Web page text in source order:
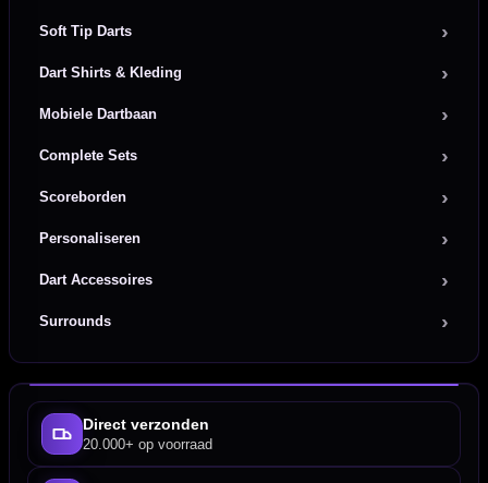
Soft Tip Darts
Dart Shirts & Kleding
Mobiele Dartbaan
Complete Sets
Scoreborden
Personaliseren
Dart Accessoires
Surrounds
Direct verzonden
20.000+ op voorraad